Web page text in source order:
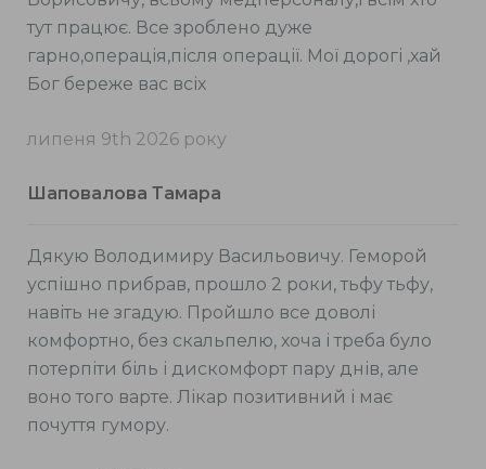
тут працює. Все зроблено дуже
гарно,операція,після операції. Мої дорогі ,хай
Бог береже вас всіх
липеня 9th 2026 року
Шаповалова Тамара
Дякую Володимиру Васильовичу. Геморой
успішно прибрав, прошло 2 роки, тьфу тьфу,
навіть не згадую. Пройшло все доволі
комфортно, без скальпелю, хоча і треба було
потерпіти біль і дискомфорт пару днів, але
воно того варте. Лікар позитивний і має
почуття гумору.